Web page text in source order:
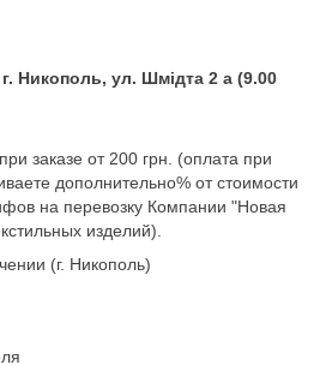
Никополь, ул. Шмідта 2 а (9.00
заказе от 200 грн. (оплата при
дополнительно% от стоимости
на перевозку Компании "Новая
изделий).
(г. Никополь)